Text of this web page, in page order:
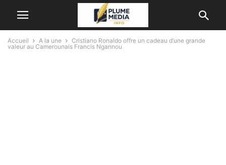
Accueil A la une
Cristiano Ronaldo offre un cadeau d’une grande
valeur au Camerounais Francis Ngannou